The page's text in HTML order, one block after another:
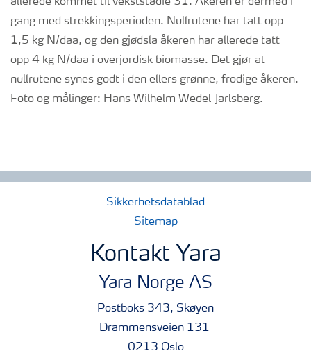
gang med strekkingsperioden. Nullrutene har tatt opp
1,5 kg N/daa, og den gjødsla åkeren har allerede tatt
opp 4 kg N/daa i overjordisk biomasse. Det gjør at
nullrutene synes godt i den ellers grønne, frodige åkeren.
Foto og målinger: Hans Wilhelm Wedel-Jarlsberg.
Sikkerhetsdatablad
Sitemap
Kontakt Yara
Yara Norge AS
Postboks 343, Skøyen
Drammensveien 131
0213 Oslo